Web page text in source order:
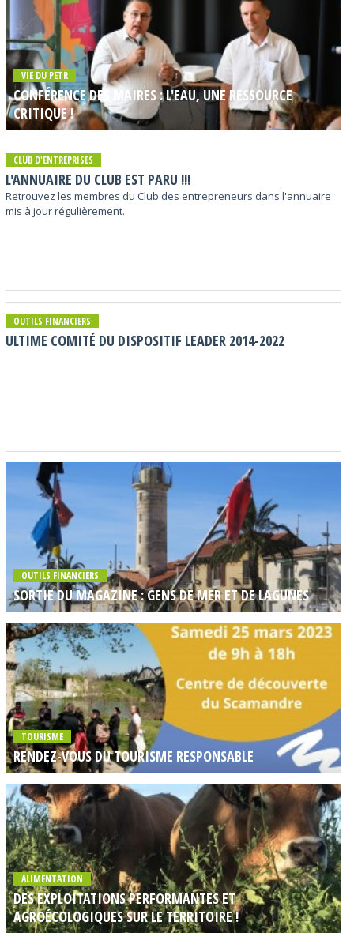
VIE DU PETR
CONFÉRENCE DES MAIRES : L'EAU, UNE RESSOURCE
CRITIQUE !
CLUB D'ENTREPRISES
L'ANNUAIRE DU CLUB EST PARU !!!
Retrouvez les membres du Club des entrepreneurs dans l'annuaire
mis à jour régulièrement.
OUTILS FINANCIERS
ULTIME COMITÉ DU DISPOSITIF LEADER 2014-2022
OUTILS FINANCIERS
SORTIE DU MAGAZINE : GENS DE MER ET DE LAGUNES
TOURISME
RENDEZ-VOUS DU TOURISME RESPONSABLE
ALIMENTATION
DES EXPLOITATIONS PERFORMANTES ET
AGROÉCOLOGIQUES SUR LE TERRITOIRE !